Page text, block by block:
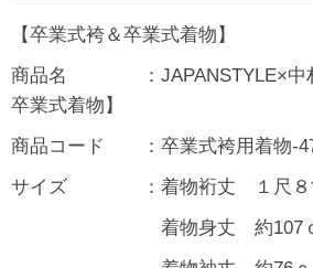
【卒業式袴＆卒業式着物】
商品名 ：JAPANSTYLE×中村
卒業式着物】
商品コード ：卒業式袴用着物-
サイズ ：着物裄丈 １尺８
着物身丈 約107ｃ